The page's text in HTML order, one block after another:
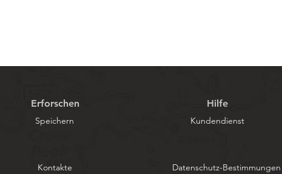
Erforschen
Speichern
Kontakte
Hilfe
Kundendienst
Datenschutz-Bestimmungen